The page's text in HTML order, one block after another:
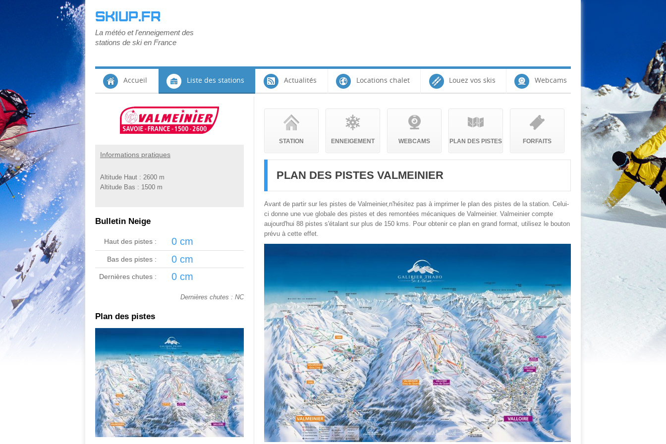
SKIUP.FR
La météo et l'enneigement des
stations de ski en France
Accueil Liste des stations Actualités Locations chalet Louez vos skis Webcams
STATION ENNEIGEMENT WEBCAMS PLAN DES PISTES FORFAITS
PLAN DES PISTES VALMEINIER
Avant de partir sur les pistes de Valmeinier,n'hésitez pas à imprimer le plan des pistes de la station. Celui-
ci donne une vue globale des pistes et des remontées mécaniques de Valmeinier. Valmeinier compte
aujourd'hui 88 pistes s'étalant sur plus de 150 kms. Pour obtenir ce plan en grand format, utilisez le bouton
prévu à cette effet.
Informations pratiques
Altitude Haut : 2600 m
Altitude Bas : 1500 m
Bulletin Neige
Haut des pistes : 0 cm
Bas des pistes : 0 cm
Dernières chutes : 0 cm
Dernières chutes : NC
Plan des pistes